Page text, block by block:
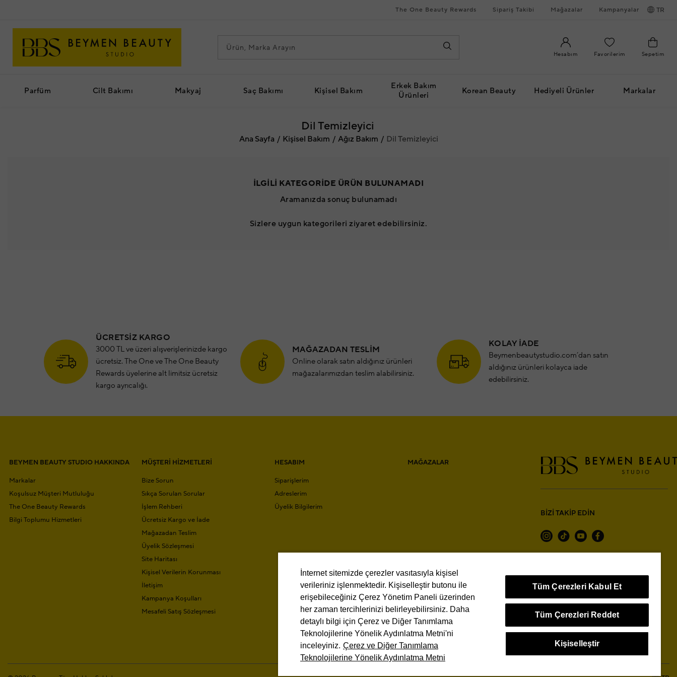
The One Beauty Rewards Sipariş Takibi Mağazalar Kampanyalar TR
Hesabım Favorilerim Sepetim
Parfüm Cilt Bakımı Makyaj Saç Bakımı Kişisel Bakım
Erkek Bakım
Ürünleri
Korean Beauty Hediyeli Ürünler Markalar
Dil Temizleyici
Ana Sayfa Kişisel Bakım Ağız Bakım Dil Temizleyici
İLGİLİ KATEGORİDE ÜRÜN BULUNAMADI
Aramanızda sonuç bulunamadı
Sizlere uygun kategorileri ziyaret edebilirsiniz.
ÜCRETSİZ KARGO
3000 TL ve üzeri alışverişlerinizde kargo
ücretsiz. The One ve The One Beauty
Rewards üyelerine alt limitsiz ücretsiz
kargo ayrıcalığı.
MAĞAZADAN TESLİM
Online olarak satın aldığınız ürünleri
mağazalarımızdan teslim alabilirsiniz.
KOLAY İADE
Beymenbeautystudio.com’dan satın
aldığınız ürünleri kolayca iade
edebilirsiniz.
BEYMEN BEAUTY STUDIO HAKKINDA
Markalar
Koşulsuz Müşteri Mutluluğu
The One Beauty Rewards
Bilgi Toplumu Hizmetleri
MÜŞTERİ HİZMETLERİ
Bize Sorun
Sıkça Sorulan Sorular
İşlem Rehberi
Ücretsiz Kargo ve İade
Mağazadan Teslim
Üyelik Sözleşmesi
Site Haritası
Kişisel Verilerin Korunması
İletişim
Kampanya Koşulları
Mesafeli Satış Sözleşmesi
HESABIM
Siparişlerim
Adreslerim
Üyelik Bilgilerim
MAĞAZALAR
BİZİ TAKİP EDİN
Çerez Yönetim Paneli
İnternet sitemizde çerezler vasıtasıyla kişisel
verileriniz işlenmektedir. Kişiselleştir butonu ile
erişebileceğiniz Çerez Yönetim Paneli üzerinden
her zaman tercihlerinizi belirleyebilirsiniz. Daha
detaylı bilgi için Çerez ve Diğer Tanımlama
Teknolojilerine Yönelik Aydınlatma Metni'ni
inceleyiniz. Çerez ve Diğer Tanımlama
Teknolojilerine Yönelik Aydınlatma Metni
Tüm Çerezleri Kabul Et
Tüm Çerezleri Reddet
Kişiselleştir